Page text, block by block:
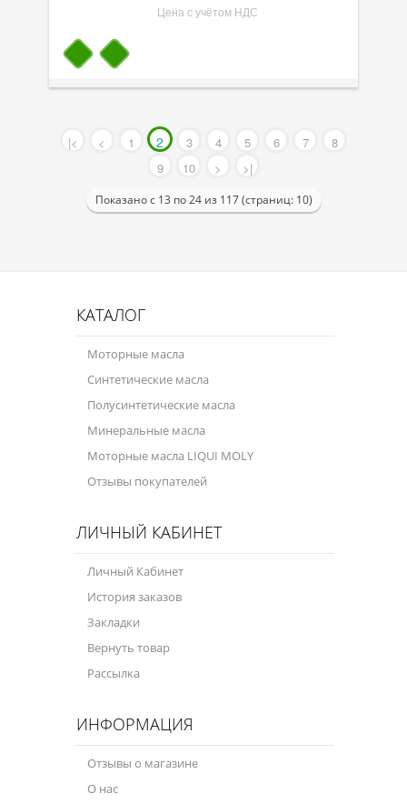
Цена с учётом НДС
|< < 1 2 3 4 5 6 7
8
9
10 > >|
Показано с 13 по 24 из 117 (страниц: 10)
КАТАЛОГ
Моторные масла
Синтетические масла
Полусинтетические масла
Минеральные масла
Моторные масла LIQUI MOLY
Отзывы покупателей
ЛИЧНЫЙ КАБИНЕТ
Личный Кабинет
История заказов
Закладки
Вернуть товар
Рассылка
ИНФОРМАЦИЯ
Отзывы о магазине
О нас